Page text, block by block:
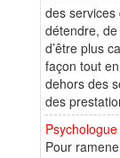
des services
détendre,
d’être plus
façon tout
dehors des
des
Pour